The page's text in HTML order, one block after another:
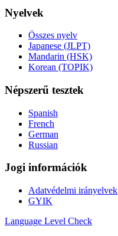
Nyelvek
Összes nyelv
Japanese (JLPT)
Mandarin (HSK)
Korean (TOPIK)
Népszerű tesztek
Spanish
French
German
Russian
Jogi információk
Adatvédelmi irányelvek
GYIK
Language Level Check